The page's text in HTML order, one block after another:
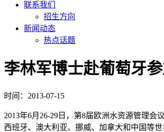
联系我们
招生方向
新闻动态
热点话题
李林军博士赴葡萄牙
时间：2013-07-15
2013年6月26-29日，第8届欧洲水资源管理会
西班牙、澳大利亚、挪威、加拿大和中国等